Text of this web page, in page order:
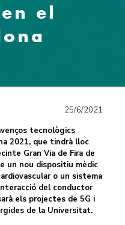
el
25/6/2021
tecnològics
2021, que tindrà lloc
Gran Via de Fira de
un nou dispositiu mèdic
o un sistema
del conductor
els projectes de 5G i
de la Universitat.